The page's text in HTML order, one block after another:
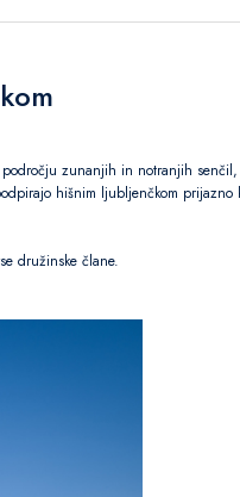
zunanjih in notranjih
hišnim ljubljenčkom
družinske člane.